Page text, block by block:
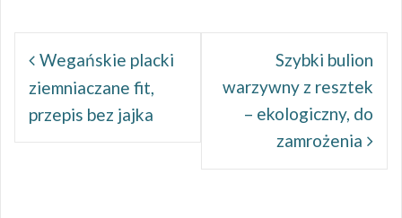
wpisuWegańskie placki
ziemniaczane fit,
przepis bez jajka
Szybki bulion
warzywny z resztek
– ekologiczny, do
zamrożenia